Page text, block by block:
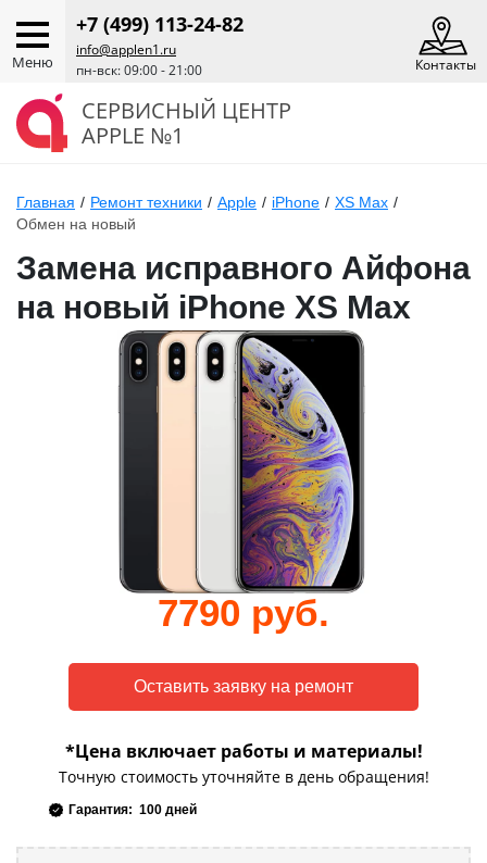
Меню
+7 (499) 113-24-82
info@applen1.ru
пн-вск: 09:00 - 21:00
Контакты
СЕРВИСНЫЙ ЦЕНТР
APPLE №1
Главная / Ремонт техники / Apple / iPhone / XS Max /
Обмен на новый
Замена исправного Айфона
на новый iPhone XS Max
7790 руб.
*Цена включает работы и материалы!
Точную стоимость уточняйте в день обращения!
Гарантия: 100 дней